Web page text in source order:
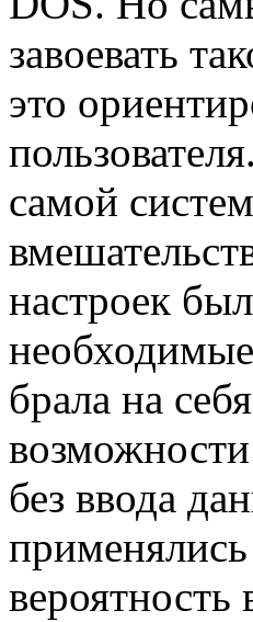
завоевать
это
самой
настроек
брала на
без ввода